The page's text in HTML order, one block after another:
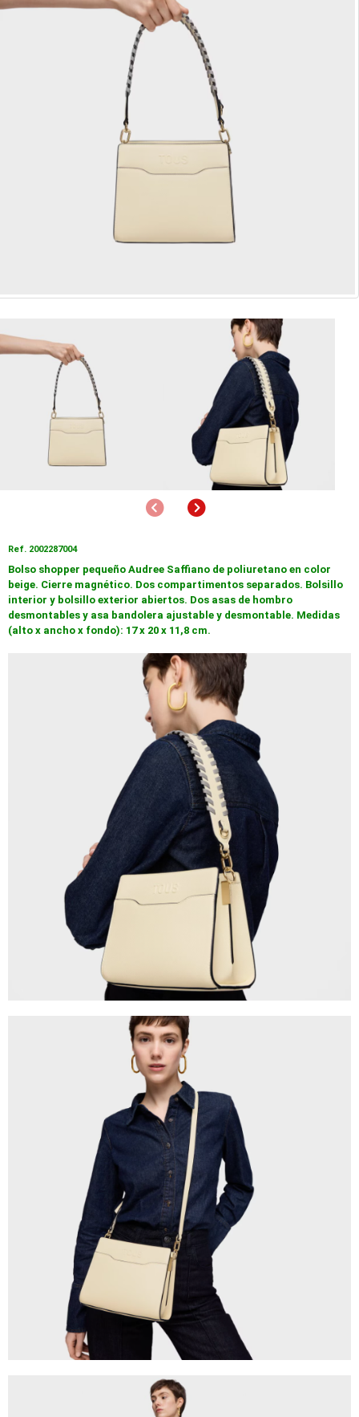
AnteriorSiguiente
Ref. 2002287004
Bolso shopper pequeño Audree Saffiano de poliuretano en color
beige. Cierre magnético. Dos compartimentos separados. Bolsillo
interior y bolsillo exterior abiertos. Dos asas de hombro
desmontables y asa bandolera ajustable y desmontable. Medidas
(alto x ancho x fondo): 17 x 20 x 11,8 cm.